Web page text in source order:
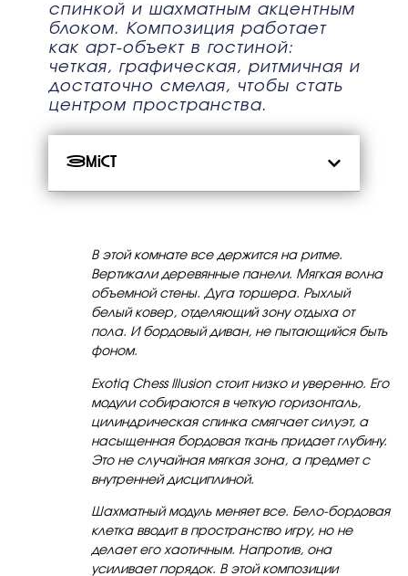
спинкой и шахматным акцентным
блоком. Композиция работает
как арт-объект в гостиной:
четкая, графическая, ритмичная и
достаточно смелая, чтобы стать
центром пространства.
Зміст
В этой комнате все держится на ритме.
Вертикали деревянные панели. Мягкая волна
объемной стены. Дуга торшера. Рыхлый
белый ковер, отделяющий зону отдыха от
пола. И бордовый диван, не пытающийся быть
фоном.
Exotiq Chess Illusion стоит низко и уверенно. Его
модули собираются в четкую горизонталь,
цилиндрическая спинка смягчает силуэт, а
насыщенная бордовая ткань придает глубину.
Это не случайная мягкая зона, а предмет с
внутренней дисциплиной.
Шахматный модуль меняет все. Бело-бордовая
клетка вводит в пространство игру, но не
делает его хаотичным. Напротив, она
усиливает порядок. В этой композиции